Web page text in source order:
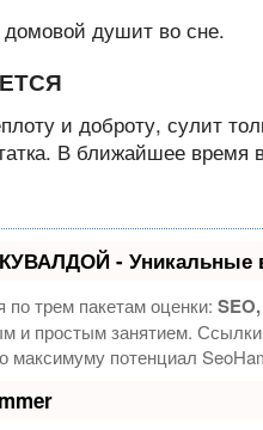
и доброту, сулит
В ближайшее время
- Уникальные
трем пакетам оценки:
и простым занятием.
максимуму потенциал